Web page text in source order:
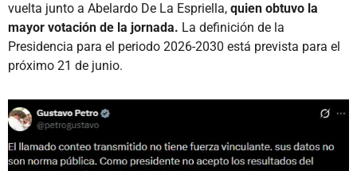
vuelta junto a Abelardo De La Espriella, quien obtuvo la
mayor votación de la jornada. La definición de la
Presidencia para el periodo 2026-2030 está prevista para el
próximo 21 de junio.